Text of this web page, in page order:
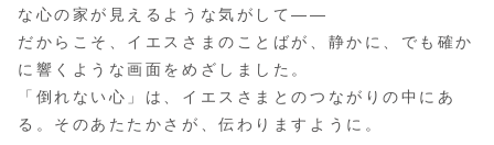
な心の家が見えるような気がして――
だからこそ、イエスさまのことばが、静かに、でも確か
に響くような画面をめざしました。
「倒れない心」は、イエスさまとのつながりの中にあ
る。そのあたたかさが、伝わりますように。